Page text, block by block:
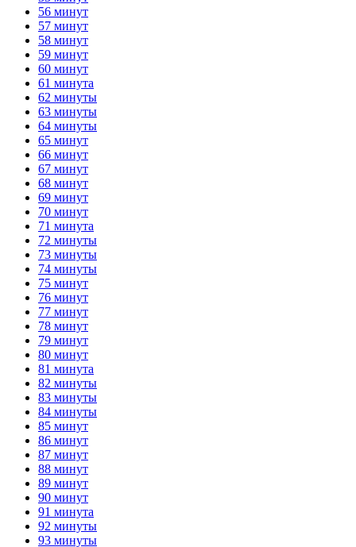
56 минут
57 минут
58 минут
59 минут
60 минут
61 минута
62 минуты
63 минуты
64 минуты
65 минут
66 минут
67 минут
68 минут
69 минут
70 минут
71 минута
72 минуты
73 минуты
74 минуты
75 минут
76 минут
77 минут
78 минут
79 минут
80 минут
81 минута
82 минуты
83 минуты
84 минуты
85 минут
86 минут
87 минут
88 минут
89 минут
90 минут
91 минута
92 минуты
93 минуты